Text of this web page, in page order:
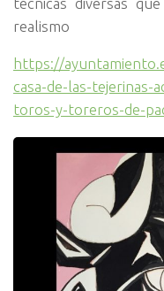
realismo
https://
casa-de-las-tejerinas-
toros-y-toreros-de-